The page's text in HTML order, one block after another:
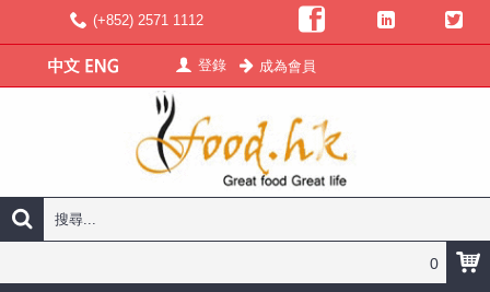
(+852) 2571 1112
登錄 成為會員
0